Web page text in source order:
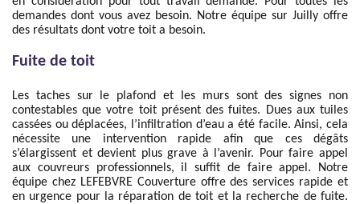
demandes dont vous avez besoin. Notre équipe sur Juilly offre
des résultats dont votre toit a besoin.
Fuite de toit
Les taches sur le plafond et les murs sont des signes non
contestables que votre toit présent des fuites. Dues aux tuiles
cassées ou déplacées, l’infiltration d’eau a été facile. Ainsi, cela
nécessite une intervention rapide afin que ces dégâts
s’élargissent et devient plus grave à l’avenir. Pour faire appel
aux couvreurs professionnels, il suffit de faire appel. Notre
équipe chez LEFEBVRE Couverture offre des services rapide et
en urgence pour la réparation de toit et la recherche de fuite.